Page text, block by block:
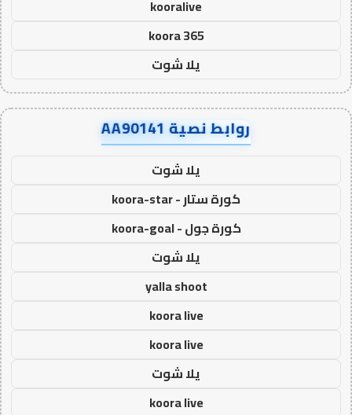
kooralive
koora 365
يلا شوت
روابط نصية AA90141
يلا شوت
كورة ستار - koora-star
كورة جول - koora-goal
يلا شوت
yalla shoot
koora live
koora live
يلا شوت
koora live